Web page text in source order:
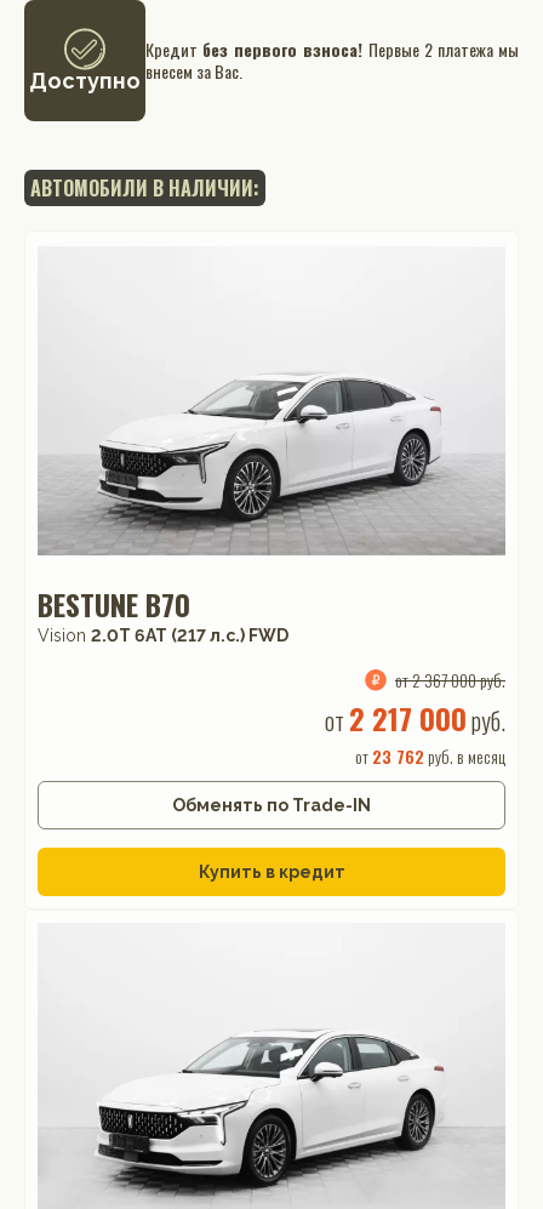
Доступно
Кредит без первого взноса! Первые 2 платежа мы
внесем за Вас.
АВТОМОБИЛИ В НАЛИЧИИ:
BESTUNE B70
Vision 2.0T 6AT (217 л.с.) FWD
от 2 367 000 руб.
от 2 217 000руб.
от23 762 руб. в месяц
Обменять по Trade-IN
Купить в кредит